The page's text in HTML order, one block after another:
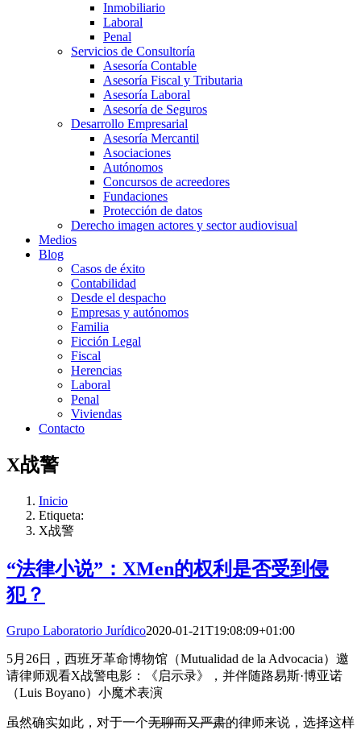
Inmobiliario
Laboral
Penal
Servicios de Consultoría
Asesoría Contable
Asesoría Fiscal y Tributaria
Asesoría Laboral
Asesoría de Seguros
Desarrollo Empresarial
Asesoría Mercantil
Asociaciones
Autónomos
Concursos de acreedores
Fundaciones
Protección de datos
Derecho imagen actores y sector audiovisual
Medios
Blog
Casos de éxito
Contabilidad
Desde el despacho
Empresas y autónomos
Familia
Ficción Legal
Fiscal
Herencias
Laboral
Penal
Viviendas
Contacto
X战警
Inicio
Etiqueta:
X战警
“法律小说”：XMen的权利是否受到侵
犯？
Grupo Laboratorio Jurídico2020-01-21T19:08:09+01:00
5月26日，西班牙革命博物馆（Mutualidad de la Advocacia）邀
请律师观看X战警电影：《启示录》，并伴随路易斯·博亚诺
（Luis Boyano）小魔术表演
虽然确实如此，对于一个无聊而又严肃的律师来说，选择这样